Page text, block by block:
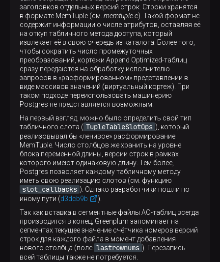
заголовков отдельных версий строк. Строки хранятся
в формате MemTuple (см. memtuple.c). Такой формат не
содержит информации о числе атрибутов, оставляя её
на откуп табличного метода доступа, который
извлекает её в свою очередь из каталога. Более того,
чтобы сократить число промежуточных
преобразований, кортежи Append Optimized-таблиц
сразу передаются на обработку исполнителю
запросов в «расформированном» представлении в
виде массивов значений (виртуальный кортеж). При
таком подходе переиспользовать машинерию
Postgres не представляется возможным.
На первый взгляд, можно было определить свой тип
табличного слота ( TupleTableSlotOps ), который
реализовывал бы «ленивое» расформирование
MemTuple. Число столбцов же хранить на уровне
блока переменной длины, версии строк в рамках
которого имеют одинаковую длину. Тем более,
Postgres позволяет каждому табличному методу
иметь свою реализацию слотов (см. функцию
slot_callbacks ). Однако разработчики пошли по
иному пути (d3dcb9b
).
Так как вставка в сегментные файлы AO-таблиц всегда
производится в конец, Greenplum запоминает на
сегментах текущее значение счётчика номеров версий
строк для каждого файла в момент добавления
нового столбца (поле lastrownums ). Перезапись
всей таблицы также не потребуется.